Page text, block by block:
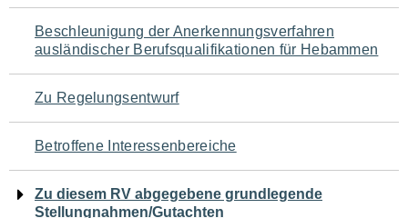
Navigation
für
den
Seiteninhalt
Beschleunigung der Anerkennungsverfahren
ausländischer Berufsqualifikationen für Hebammen
Zu Regelungsentwurf
Betroffene Interessenbereiche
Zu diesem RV abgegebene grundlegende
Stellungnahmen/Gutachten